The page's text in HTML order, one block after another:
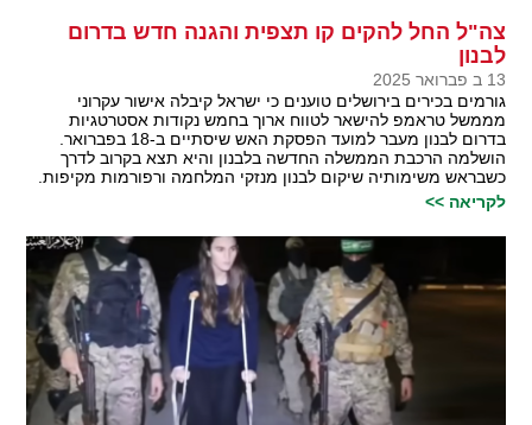
צה"ל החל להקים קו תצפית והגנה חדש בדרום
לבנון
13 ב פברואר 2025
גורמים בכירים בירושלים טוענים כי ישראל קיבלה אישור עקרוני
מממשל טראמפ להישאר לטווח ארוך בחמש נקודות אסטרטגיות
בדרום לבנון מעבר למועד הפסקת האש שיסתיים ב-18 בפברואר.
הושלמה הרכבת הממשלה החדשה בלבנון והיא תצא בקרוב לדרך
כשבראש משימותיה שיקום לבנון מנזקי המלחמה ורפורמות מקיפות.
לקריאה >>